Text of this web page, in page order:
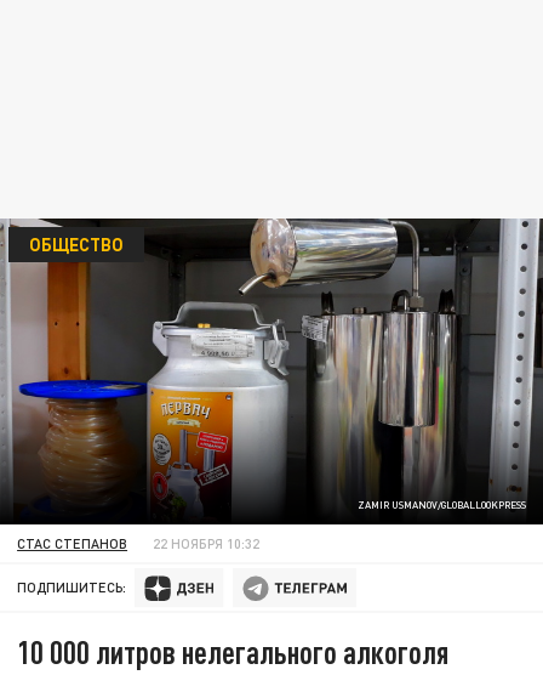
ZAMIR USMANOV/GLOBALLOOKPRESS
ОБЩЕСТВО
СТАС СТЕПАНОВ 22 НОЯБРЯ 10:32
ПОДПИШИТЕСЬ:
10 000 литров нелегального алкоголя